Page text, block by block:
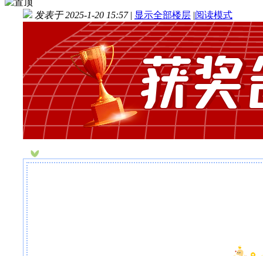
发表于 2025-1-20 15:57 | 显示全部楼层 |阅读模式